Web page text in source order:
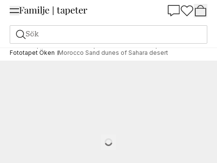
Sök
Fototapeter Motiv Fototapet Natur och landskap
Fototapet Öken Morocco Sand dunes of Sahara desert
Loading…